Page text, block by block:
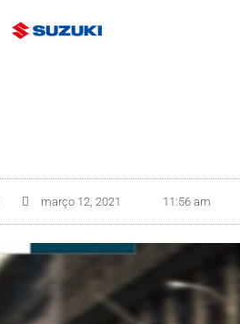
março 12, 2021 11:56 am